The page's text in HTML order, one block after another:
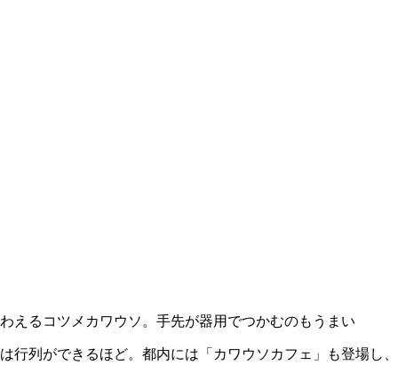
えるコツメカワウソ。手先が器用でつかむのもうまい
列ができるほど。都内には「カワウソカフェ」も登場し、